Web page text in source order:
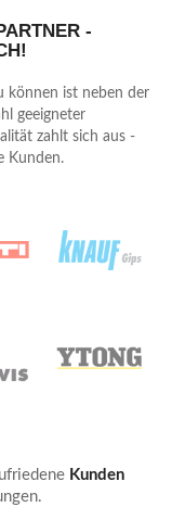
Morbi in sem
odio nisi,
und
Angebots.
-
können ist neben der
geeigneter
zahlt sich aus -
Kunden.
Kunden